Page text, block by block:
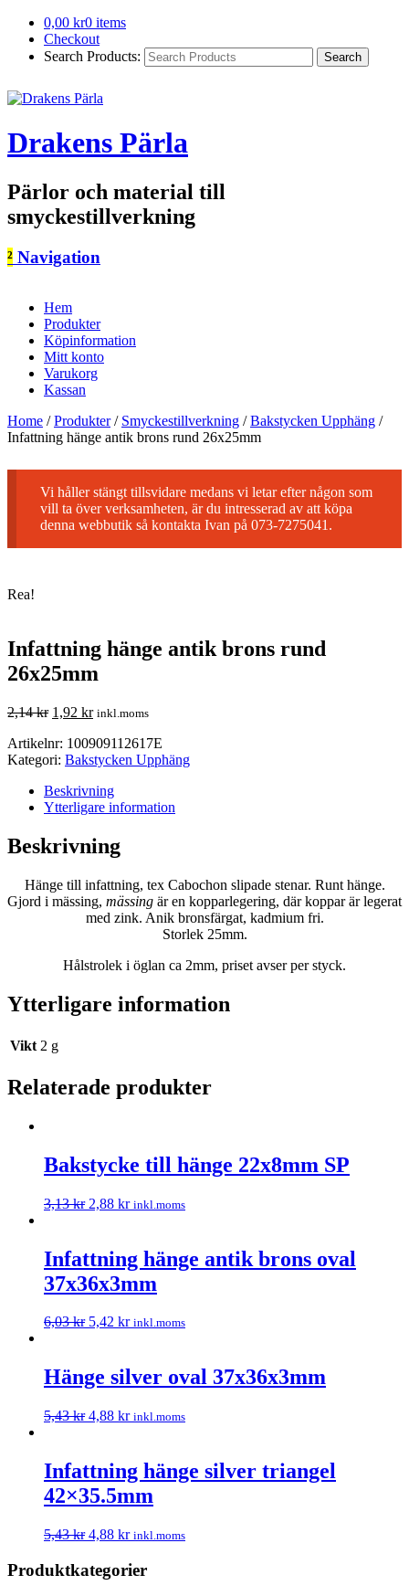
0,00 kr0 items
Checkout
Search Products:
Drakens Pärla
Pärlor och material till
smyckestillverkning
² Navigation
Hem
Produkter
Köpinformation
Mitt konto
Varukorg
Kassan
Home / Produkter / Smyckestillverkning / Bakstycken Upphäng /
Infattning hänge antik brons rund 26x25mm
Vi håller stängt tillsvidare medans vi letar efter någon som
vill ta över verksamheten, är du intresserad av att köpa
denna webbutik så kontakta Ivan på 073-7275041.
Rea!
Infattning hänge antik brons rund
26x25mm
2,14kr 1,92 kr inkl.moms
Artikelnr: 100909112617E
Kategori: Bakstycken Upphäng
Beskrivning
Ytterligare information
Beskrivning
Hänge till infattning, tex Cabochon slipade stenar. Runt hänge.
Gjord i mässing, mässing är en kopparlegering, där koppar är legerat
med zink. Anik bronsfärgat, kadmium fri.
Storlek 25mm.
Hålstrolek i öglan ca 2mm, priset avser per styck.
Ytterligare information
Vikt 2 g
Relaterade produkter
Bakstycke till hänge 22x8mm SP
3,13kr 2,88 kr inkl.moms
Infattning hänge antik brons oval
37x36x3mm
6,03kr 5,42 kr inkl.moms
Hänge silver oval 37x36x3mm
5,43kr 4,88 kr inkl.moms
Infattning hänge silver triangel
42×35.5mm
5,43kr 4,88 kr inkl.moms
Produktkategorier